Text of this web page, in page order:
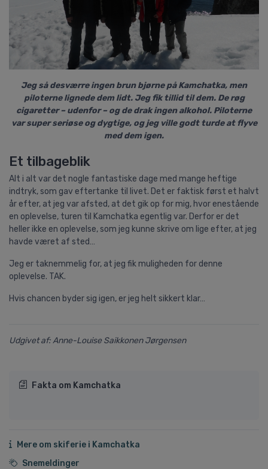
Jeg så desværre ingen brun bjørne på Kamchatka, men
piloterne lignede dem lidt. Jeg fik tillid til dem. De røg
cigaretter – udenfor – og de drak ingen alkohol. Piloterne
var super seriøse og dygtige, og jeg ville godt turde at flyve
med dem igen.
Et tilbageblik
Alt i alt var det nogle fantastiske dage med mange heftige
indtryk, som gav eftertanke til livet. Det er faktisk først et halvt
år efter, at jeg var afsted, at det gik op for mig, hvor enestående
en oplevelse, turen til Kamchatka egentlig var. Derfor er det
heller ikke en oplevelse, som jeg kunne skrive om lige efter, at jeg
havde været af sted…
Jeg er taknemmelig for, at jeg fik muligheden for denne
oplevelse. TAK.
Hvis chancen byder sig igen, er jeg helt sikkert klar…
Udgivet af: Anne-Louise Saikkonen Jørgensen
Fakta om Kamchatka
Mere om skiferie i Kamchatka
Snemeldinger